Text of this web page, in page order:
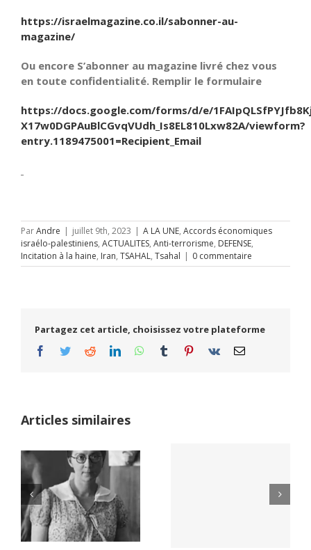
https://israelmagazine.co.il/sabonner-au-
magazine/
Ou encore S’abonner au magazine livré chez vous
en toute confidentialité. Remplir le formulaire
https://docs.google.com/forms/d/e/
X17w0DGPAuBlCGvqVUdh_Is8EL810Lxw82A/viewform?
entry.1189475001=Recipient_Email
ParAndre | juillet 9th, 2023 | A LA UNE, Accords économiques
israélo-palestiniens, ACTUALITES, Anti-terrorisme, DEFENSE,
Incitation à la haine, Iran, TSAHAL, Tsahal | 0 commentaire
Partagez cet article, choisissez votre plateforme
Facebook
TwitterRedditLinkedInWhatsApp
Tumblr Pinterest
Vk Email
Articles similaires
Netflix Field of
Dreams (1989)
Yaïr Golan : une